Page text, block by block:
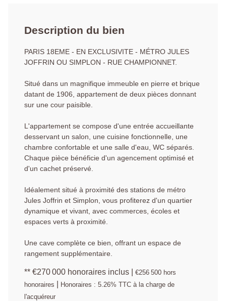
Description du bien
PARIS 18EME - EN EXCLUSIVITE - MÉTRO JULES
JOFFRIN OU SIMPLON - RUE CHAMPIONNET.
Situé dans un magnifique immeuble en pierre et brique
datant de 1906, appartement de deux pièces donnant
sur une cour paisible.
L'appartement se compose d'une entrée accueillante
desservant un salon, une cuisine fonctionnelle, une
chambre confortable et une salle d'eau, WC séparés.
Chaque pièce bénéficie d'un agencement optimisé et
d'un cachet préservé.
Idéalement situé à proximité des stations de métro
Jules Joffrin et Simplon, vous profiterez d'un quartier
dynamique et vivant, avec commerces, écoles et
espaces verts à proximité.
Une cave complète ce bien, offrant un espace de
rangement supplémentaire.
** €270 000 honoraires inclus €256 500 hors
honoraires
Honoraires : 5.26% TTC à la charge de
l'acquéreur